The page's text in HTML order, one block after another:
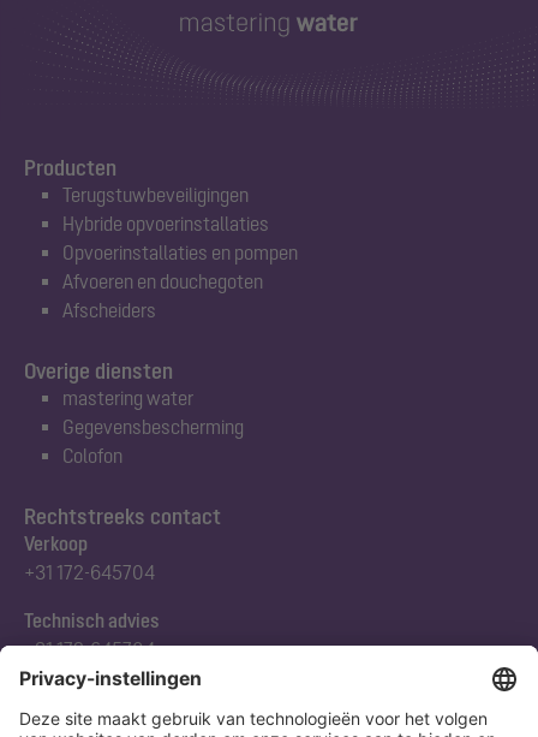
Producten
Terugstuwbeveiligingen
Hybride opvoerinstallaties
Opvoerinstallaties en pompen
Afvoeren en douchegoten
Afscheiders
Rechtstreeks contact
Verkoop
+31 172-645704
Technisch advies
+31 172-645704
Abonneert u zich op onze nieuwsbrief
Overige diensten
mastering water
Gegevensbescherming
Colofon